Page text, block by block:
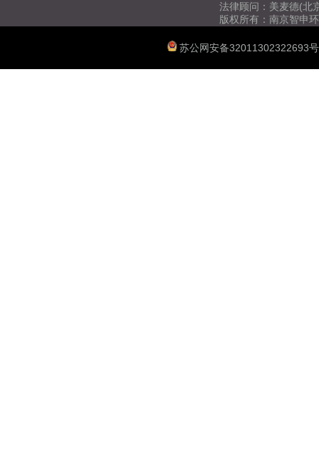
法律顾问：美麦德(北
版权所有：南京智申
苏公网安备32011302322693号